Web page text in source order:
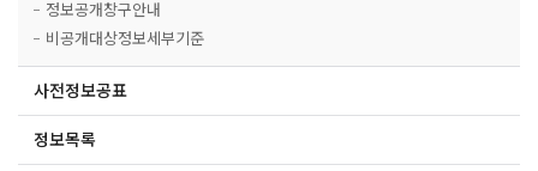
정보공개창구안내
비공개대상정보세부기준
사전정보공표
정보목록